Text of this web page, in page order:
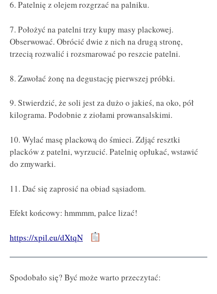
6. Patelnię z olejem rozgrzać na palniku.
7. Położyć na patelni trzy kupy masy plackowej.
Obserwować. Obrócić dwie z nich na drugą stronę,
trzecią rozwalić i rozsmarować po reszcie patelni.
8. Zawołać żonę na degustację pierwszej próbki.
9. Stwierdzić, że soli jest za dużo o jakieś, na oko, pół
kilograma. Podobnie z ziołami prowansalskimi.
10. Wylać masę plackową do śmieci. Zdjąć resztki
placków z patelni, wyrzucić. Patelnię opłukać, wstawić
do zmywarki.
11. Dać się zaprosić na obiad sąsiadom.
Efekt końcowy: hmmmm, palce lizać!
https://xpil.eu/dXtqN
Spodobało się? Być może warto przeczytać: